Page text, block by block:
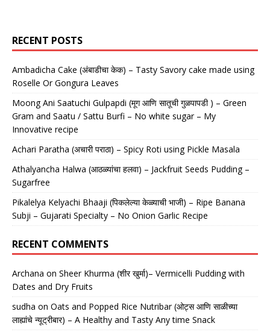
RECENT POSTS
Ambadicha Cake (अंबाडीचा केक) – Tasty Savory cake made using
Roselle Or Gongura Leaves
Moong Ani Saatuchi Gulpapdi (मूग आणि सातूची गुळपापडी ) – Green
Gram and Saatu / Sattu Burfi – No white sugar – My
Innovative recipe
Achari Paratha (अचारी पराठा) – Spicy Roti using Pickle Masala
Athalyancha Halwa (आठळ्यांचा हलवा) – Jackfruit Seeds Pudding –
Sugarfree
Pikalelya Kelyachi Bhaaji (पिकलेल्या केळ्याची भाजी) – Ripe Banana
Subji – Gujarati Specialty – No Onion Garlic Recipe
RECENT COMMENTS
Archana on Sheer Khurma (शीर खुर्मा)– Vermicelli Pudding with
Dates and Dry Fruits
sudha on Oats and Popped Rice Nutribar (ओट्स आणि साळीच्या
लाह्यांचे न्यूट्रीबार) – A Healthy and Tasty Any time Snack